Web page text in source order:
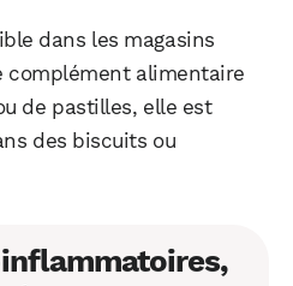
dans les magasins
complément alimentaire
de pastilles, elle est
des biscuits ou